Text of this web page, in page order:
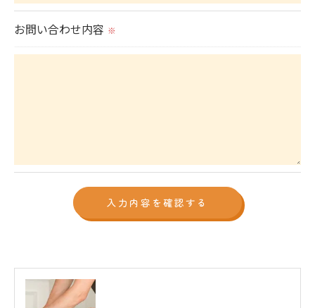
必要な情報を頂けない場合は、それに対応した当社
のサービスをご提供できない場合がございますので
予めご了承ください。
個人情報の開示･訂正･削除・利用停止の具体的手続
お問い合わせ内容 ※